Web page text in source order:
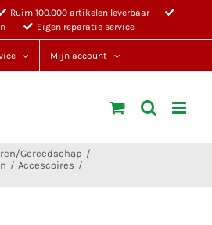
Ruim 100.000 artikelen leverbaar
Eigen reparatie service
Mijn account
Gereedschap
Accescoires